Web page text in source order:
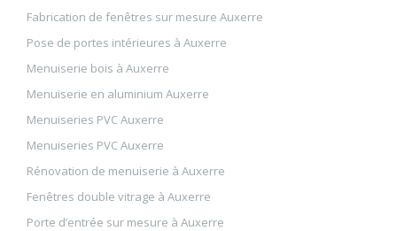
Fabrication de fenêtres sur mesure Auxerre
Pose de portes intérieures à Auxerre
Menuiserie bois à Auxerre
Menuiserie en aluminium Auxerre
Menuiseries PVC Auxerre
Menuiseries PVC Auxerre
Rénovation de menuiserie à Auxerre
Fenêtres double vitrage à Auxerre
Porte d’entrée sur mesure à Auxerre